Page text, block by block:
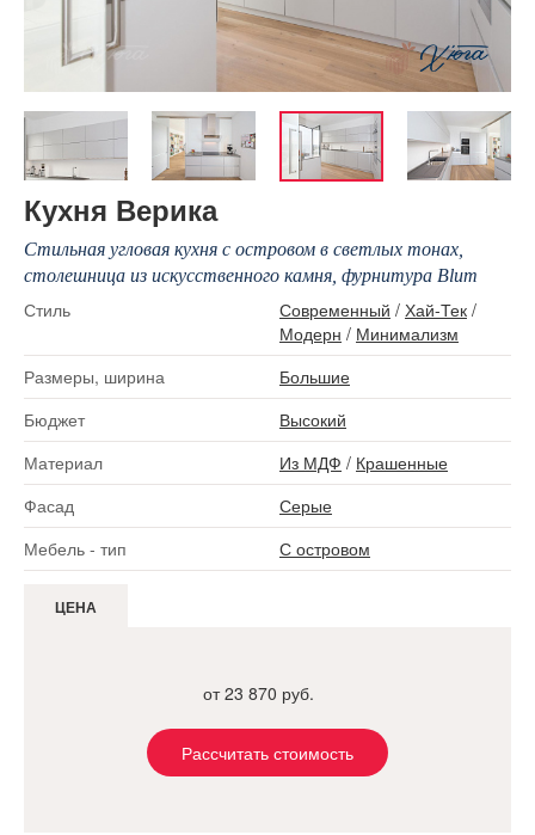
Кухня Верика
Стильная угловая кухня с островом в светлых тонах,
столешница из искусственного камня, фурнитура Blum
Стиль Современный / Хай-Тек /
Модерн / Минимализм
Размеры, ширина
Большие
Бюджет
Высокий
Материал
Из МДФ / Крашенные
Фасад
Серые
Мебель - тип
С островом
ЦЕНА
от 23 870 руб.
Рассчитать стоимость